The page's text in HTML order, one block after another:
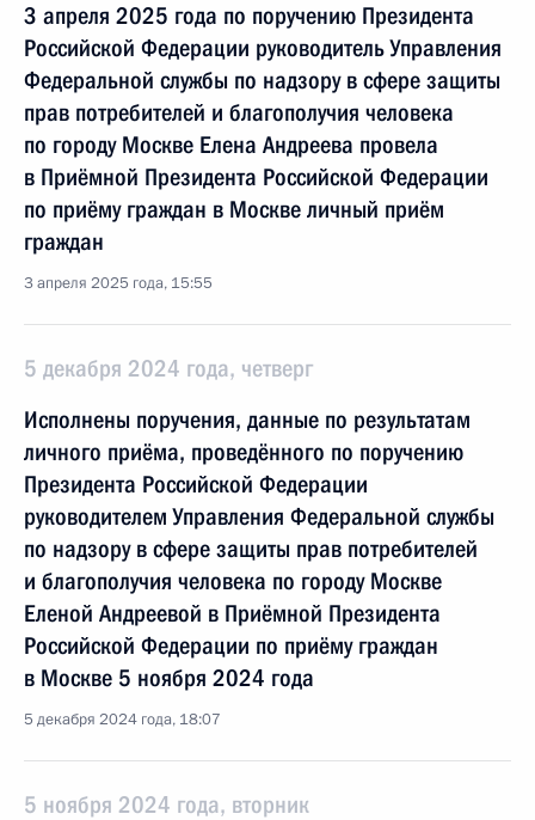
3 апреля 2025 года по поручению Президента
Российской Федерации руководитель Управления
Федеральной службы по надзору в сфере защиты
прав потребителей и благополучия человека
по городу Москве Елена Андреева провела
в Приёмной Президента Российской Федерации
по приёму граждан в Москве личный приём
граждан
3 апреля 2025 года, 15:55
5 декабря 2024 года, четверг
Исполнены поручения, данные по результатам
личного приёма, проведённого по поручению
Президента Российской Федерации
руководителем Управления Федеральной службы
по надзору в сфере защиты прав потребителей
и благополучия человека по городу Москве
Еленой Андреевой в Приёмной Президента
Российской Федерации по приёму граждан
в Москве 5 ноября 2024 года
5 декабря 2024 года, 18:07
5 ноября 2024 года, вторник